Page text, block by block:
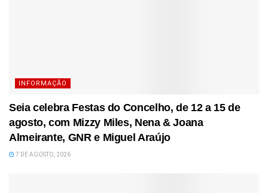
INFORMAÇÃO
Seia celebra Festas do Concelho, de 12 a 15 de
agosto, com Mizzy Miles, Nena & Joana
Almeirante, GNR e Miguel Araújo
7 DE AGOSTO, 2026